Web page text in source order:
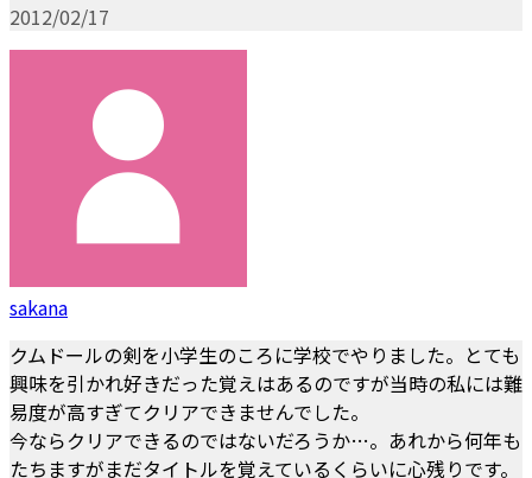
2012/02/17
sakana
クムドールの剣を小学生のころに学校でやりました。とても
興味を引かれ好きだった覚えはあるのですが当時の私には難
易度が高すぎてクリアできませんでした。
今ならクリアできるのではないだろうか…。あれから何年も
たちますがまだタイトルを覚えているくらいに心残りです。